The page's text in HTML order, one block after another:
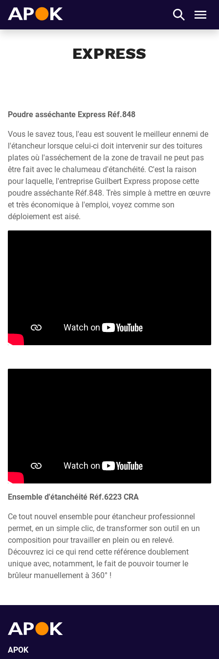
EXPRESS
Poudre asséchante Express Réf.848
Vous le savez tous, l'eau est souvent le meilleur ennemi de
l'étancheur lorsque celui-ci doit intervenir sur des toitures
plates où l'asséchement de la zone de travail ne peut pas
être fait avec le chalumeau d'étanchéité. C'est la raison
pour laquelle, l'entreprise Guilbert Express propose cette
poudre asséchante Réf.848. Très simple à mettre en œuvre
et très économique à l'emploi, voyez comme son
déploiement est aisé.
Ensemble d'étanchéité Réf.6223 CRA
Ce tout nouvel ensemble pour étancheur professionnel
permet, en un simple clic, de transformer son outil en un
composition pour travailler en plein ou en relevé.
Découvrez ici ce qui rend cette référence doublement
unique avec, notamment, le fait de pouvoir tourner le
brûleur manuellement à 360° !
APOK